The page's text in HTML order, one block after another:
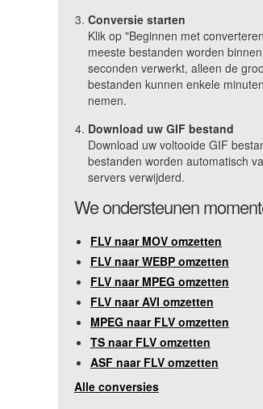
Conversie starten
Klik op "Beginnen met
meeste bestanden worden
seconden verwerkt, alleen de
bestanden kunnen enkele
nemen.
Download uw GIF bestand
Download uw voltooide GIF
bestanden worden automatisch
servers verwijderd.
We ondersteunen
FLV naar MOV omzetten
FLV naar WEBP omzetten
FLV naar MPEG omzetten
FLV naar AVI omzetten
MPEG naar FLV omzetten
TS naar FLV omzetten
ASF naar FLV omzetten
Alle conversies